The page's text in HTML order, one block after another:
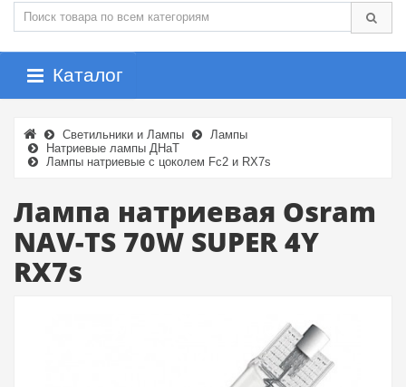
Каталог
Светильники и Лампы
Лампы
Натриевые лампы ДНаТ
Лампы натриевые с цоколем Fc2 и RX7s
Лампа натриевая Osram
NAV-TS 70W SUPER 4Y
RX7s